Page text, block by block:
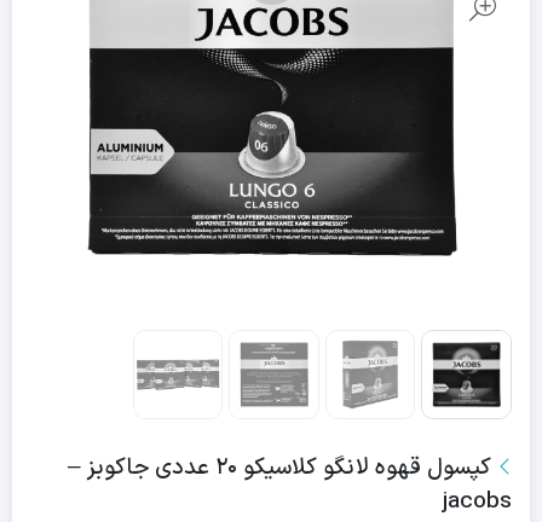
کپسول قهوه لانگو کلاسیکو ۲۰ عددی جاکوبز –
jacobs